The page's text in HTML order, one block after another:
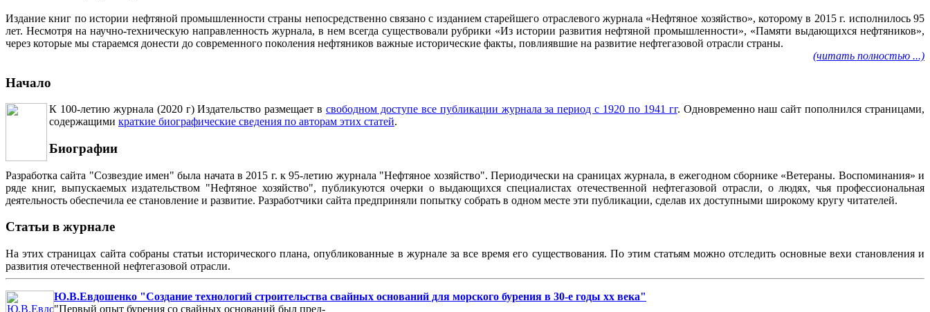
Издание книг по истории нефтяной промышленности страны непосредственно связано с изданием старейшего отраслевого журнала «Нефтяное хозяйство», которому в 2015 г. исполнилось 95
лет. Несмотря на научно-техническую направленность журнала, в нем всегда существовали рубрики «Из истории развития нефтяной промышленности», «Памяти выдающихся нефтяников»,
через которые мы стараемся донести до современного поколения нефтяников важные исторические факты, повлиявшие на развитие нефтегазовой отрасли страны.
(читать полностью ...)
Начало
К 100-летию журнала (2020 г) Издательство размещает в свободном доступе все публикации журнала за период с 1920 по 1941 гг. Одновременно наш сайт пополнился страницами,
содержащими краткие биографические сведения по авторам этих статей.
Биографии
Разработка сайта "Созвездие имен" была начата в 2015 г. к 95-летию журнала "Нефтяное хозяйство". Периодически на сраницах журнала, в ежегодном сборнике «Ветераны. Воспоминания» и
ряде книг, выпускаемых издательством "Нефтяное хозяйство", публикуются очерки о выдающихся специалистах отечественной нефтегазовой отрасли, о людях, чья профессиональная
деятельность обеспечила ее становление и развитие. Разработчики сайта предприняли попытку собрать в одном месте эти публикации, сделав их доступными широкому кругу читателей.
Статьи в журнале
На этих страницах сайта собраны статьи исторического плана, опубликованные в журнале за все время его существования. По этим статьям можно отследить основные вехи становления и
развития отечественной нефтегазовой отрасли.
Ю.В.Евдошенко "Создание технологий строительства свайных оснований для морского бурения в 30-е годы хх века"
"Первый опыт бурения со свайных оснований был пред-